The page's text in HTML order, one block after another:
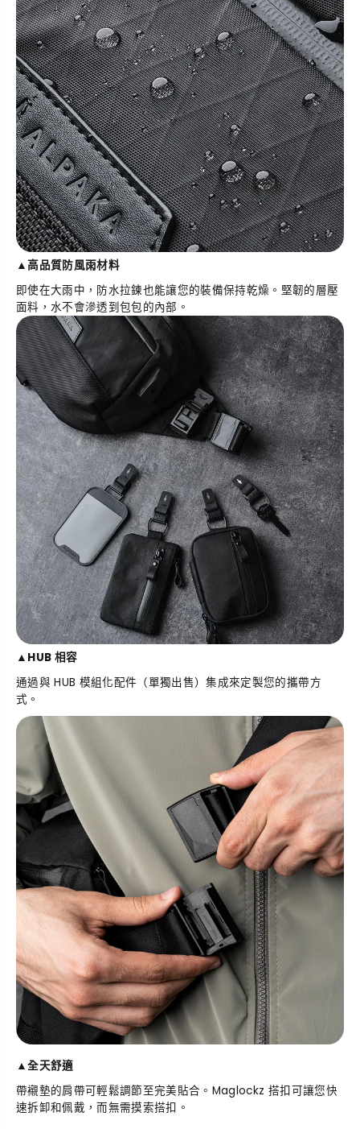
▲高品質防風雨材料
即使在大雨中，防水拉鍊也能讓您的裝備保持乾燥。堅韌的層壓
面料 ，水不會滲透到包包的內部。
▲ HUB 相容
通過與 HUB 模組化配件（單獨出售）集成來定製您的攜帶方
式。
▲全天舒適
帶襯墊的肩帶可輕鬆調節至完美貼合。Maglockz 搭扣可讓您快
速拆卸和佩戴，而無需摸索搭扣。